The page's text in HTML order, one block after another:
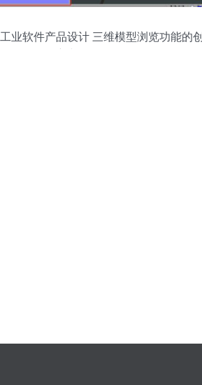
工业软件产品设计 三维模型浏览功能的创